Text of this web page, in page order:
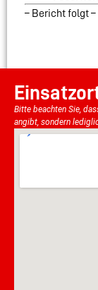
– Bericht folgt –
Bitte beachten Sie,
angibt, sondern